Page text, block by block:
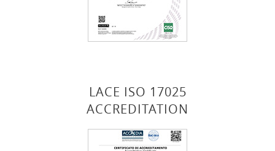
LACE ISO 17025
ACCREDITATION